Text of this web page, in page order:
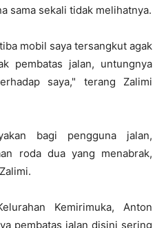
sama sekali tidak melihatnya.
mobil saya tersangkut agak
pembatas jalan, untungnya
saya," terang Zalimi
bagi pengguna jalan,
roda dua yang menabrak,
Kemirimuka, Anton
pembatas jalan disini sering